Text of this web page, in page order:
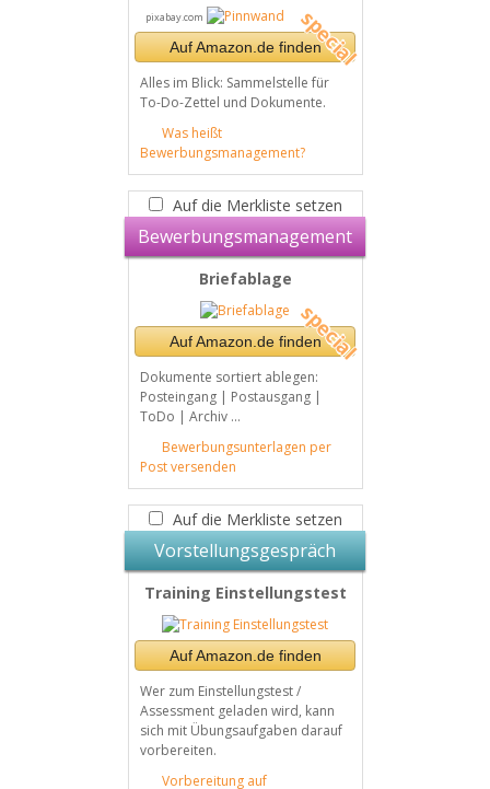
pixabay.com
Auf Amazon.de finden
Alles im Blick: Sammelstelle für
To-Do-Zettel und Dokumente.
Was heißt
Bewerbungsmanagement?
Auf die Merkliste setzen
Bewerbungsmanagement
Briefablage
Auf Amazon.de finden
Dokumente sortiert ablegen:
Posteingang | Postausgang |
ToDo | Archiv ...
Bewerbungsunterlagen per
Post versenden
Auf die Merkliste setzen
Vorstellungsgespräch
Training Einstellungstest
Auf Amazon.de finden
Wer zum Einstellungstest /
Assessment geladen wird, kann
sich mit Übungsaufgaben darauf
vorbereiten.
Vorbereitung auf